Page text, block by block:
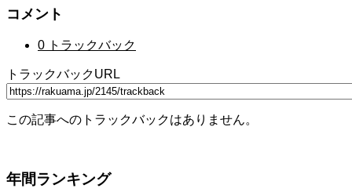
コメント
0 トラックバック
トラックバックURL
この記事へのトラックバックはありません。
年間ランキング